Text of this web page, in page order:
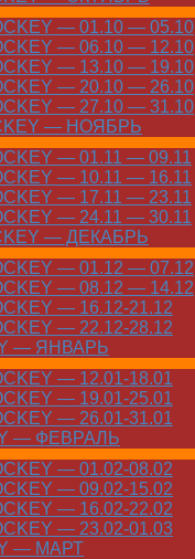
— 01.10 — 05.10
— 06.10 — 12.10
— 13.10 — 19.10
— 20.10 — 26.10
— 27.10 — 31.10
— НОЯБРЬ
— 01.11 — 09.11
— 10.11 — 16.11
— 17.11 — 23.11
— 24.11 — 30.11
— ДЕКАБРЬ
— 01.12 — 07.12
— 08.12 — 14.12
— 16.12-21.12
— 22.12-28.12
— ЯНВАРЬ
— 12.01-18.01
— 19.01-25.01
— 26.01-31.01
— ФЕВРАЛЬ
— 01.02-08.02
— 09.02-15.02
— 16.02-22.02
— 23.02-01.03
— МАРТ